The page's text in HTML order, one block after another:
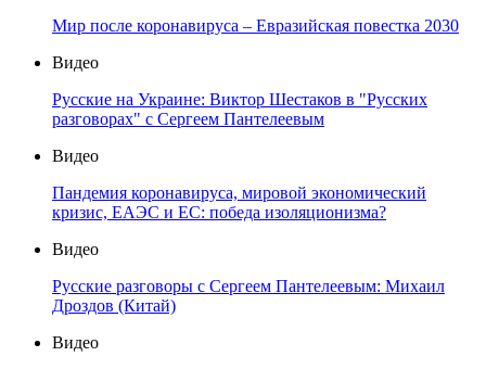
Мир после коронавируса – Евразийская повестка 2030
Видео
Русские на Украине: Виктор Шестаков в "Русских
разговорах" с Сергеем Пантелеевым
Видео
Пандемия коронавируса, мировой экономический
кризис, ЕАЭС и ЕС: победа изоляционизма?
Видео
Русские разговоры с Сергеем Пантелеевым: Михаил
Дроздов (Китай)
Видео